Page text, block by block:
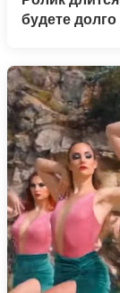
будете долго